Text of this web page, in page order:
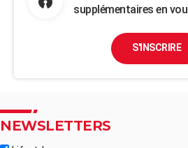
supplémentaires en
S'INSCRIRE
NEWSLETTERS